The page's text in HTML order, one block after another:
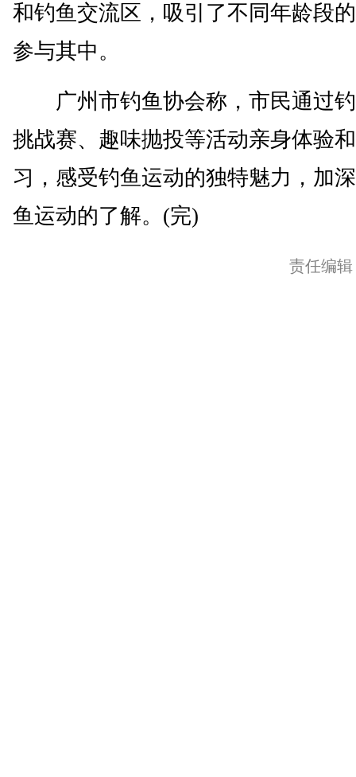
和钓鱼交流区，吸引了不同年龄段
参与其中。
广州市钓鱼协会称，市民通过
挑战赛、趣味抛投等活动亲身体验
习，感受钓鱼运动的独特魅力，加
鱼运动的了解。(完)
责任编